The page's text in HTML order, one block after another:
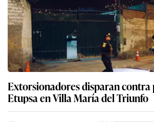
Extorsionadores disparan contra
Etupsa en Villa María del Triunfo